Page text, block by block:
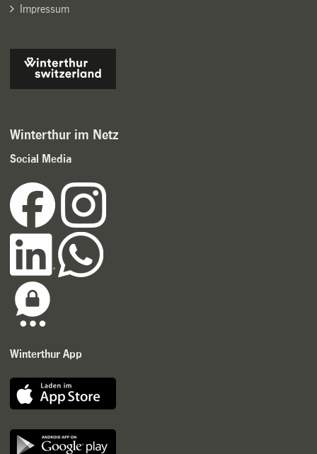
Impressum
Winterthur im Netz
Social Media
Winterthur App